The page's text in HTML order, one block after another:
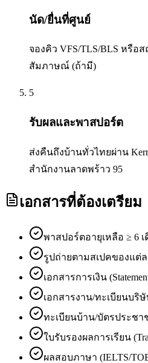
นัด/ยื่นที่ศูนย์
จองคิว VFS/TLS/BLS หรือ
สัมภาษณ์ (ถ้ามี)
5
รับผลและพาสปอร์ต
ส่งคืนถึงบ้านทั่วไทยผ่าน
สำนักงานลาดพร้าว 95
เอกสารที่ต้องเตรียม
พาสปอร์ตอายุเหลือ ≥ 6 เ
รูปถ่ายตามสเปคของแต่
เอกสารการเงิน
เอกสารงาน/ทะเบียนบริ
ทะเบียนบ้าน/บัตรประชา
ใบรับรองผลการเรียน
ผลสอบภาษา (IELTS/